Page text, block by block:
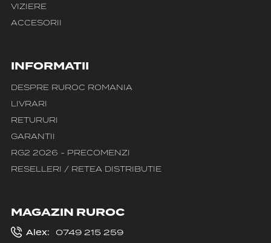
VIZIERE
ACCESORII
INFORMATII
DESPRE RUROC ROMANIA
LIVRARI
RETURURI
GARANTII
RG2 2026 - PRECOMENZI
RESELLERI / RETEA DISTRIBUTIE
MAGAZIN RUROC
Alex:
0749 215 259